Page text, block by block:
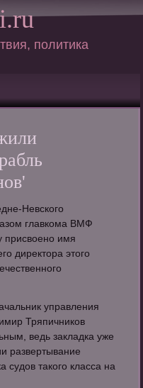
политика
Невского
главкома ВМФ
присвоено имя
директора этого
управления
Тряпичников
ведь закладка уже
развертывание
судов такого класса на